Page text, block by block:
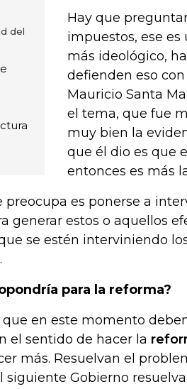
del
Hay que
impuestos, ese
más ideológico,
defienden eso
Mauricio Santa
el tema, que fue
muy bien la
que él dio es que
entonces es más
preocupa es ponerse a
generar estos o aquellos
se estén interviniendo
para la reforma?
en este momento
el sentido de hacer la
más. Resuelvan el
siguiente Gobierno